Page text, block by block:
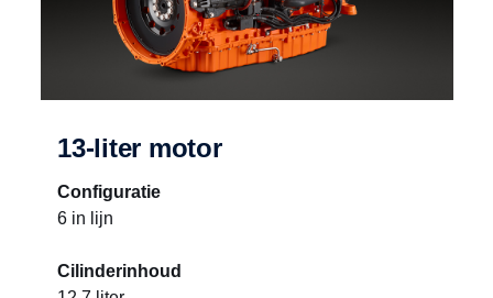
13-liter motor
Configuratie
6 in lijn
Cilinderinhoud